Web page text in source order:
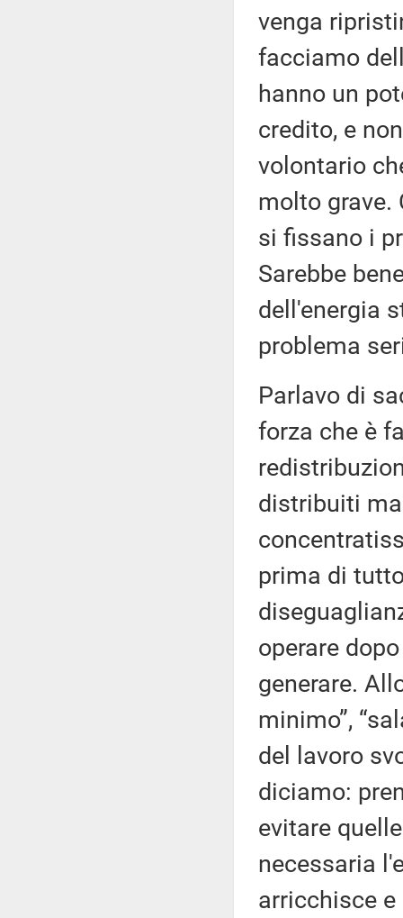
venga
facciamo
hanno un
credito, e
volontario
molto grave.
si fissano i
Sarebbe
dell'energia
problema
Parlavo di
forza che è
distribuiti
prima di
operare
generare.
minimo”,
del lavoro
diciamo:
evitare
necessaria
arricchisce e